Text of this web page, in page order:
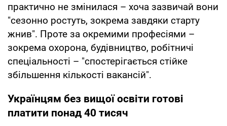
практично не змінилася – хоча зазвичай вони
"сезонно ростуть, зокрема завдяки старту
жнив". Проте за окремими професіями –
зокрема охорона, будівництво, робітничі
спеціальності – "спостерігається стійке
збільшення кількості вакансій".
Українцям без вищої освіти готові
платити понад 40 тисяч